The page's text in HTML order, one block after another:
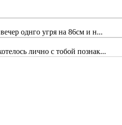
однго угря на 86см и н...
лично с тобой познак...